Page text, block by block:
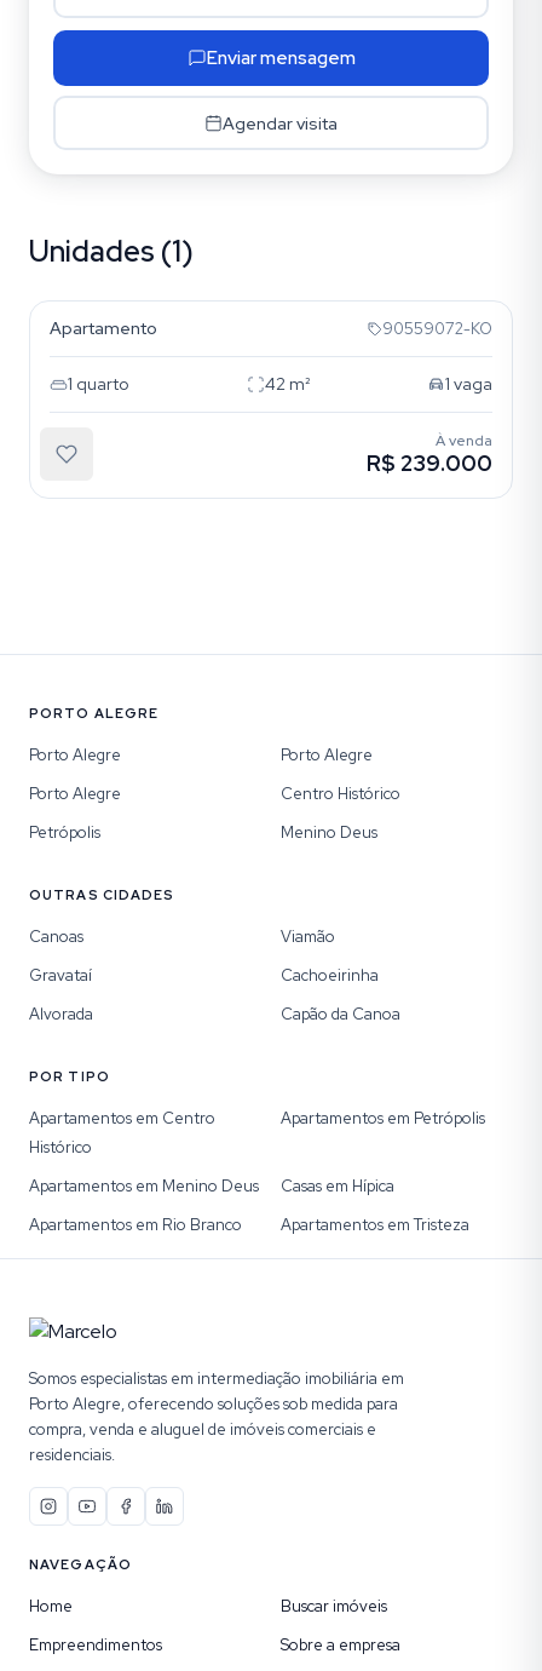
Enviar mensagem
Agendar visita
Unidades (1)
Jardim Botânico
Apartamento 90559072-KO
1 quarto 42m² 1 vaga
À venda
R$ 239.000
PORTO ALEGRE
Porto Alegre
Porto Alegre
Porto Alegre
Centro Histórico
Petrópolis
Menino Deus
OUTRAS CIDADES
Canoas
Viamão
Gravataí
Cachoeirinha
Alvorada
Capão da Canoa
POR TIPO
Apartamentos em Centro
Histórico
Apartamentos em Petrópolis
Apartamentos em Menino Deus
Casas em Hípica
Apartamentos em Rio Branco
Apartamentos em Tristeza
Somos especialistas em intermediação imobiliária em
Porto Alegre, oferecendo soluções sob medida para
compra, venda e aluguel de imóveis comerciais e
residenciais.
NAVEGAÇÃO
Home
Buscar imóveis
Empreendimentos
Sobre a empresa